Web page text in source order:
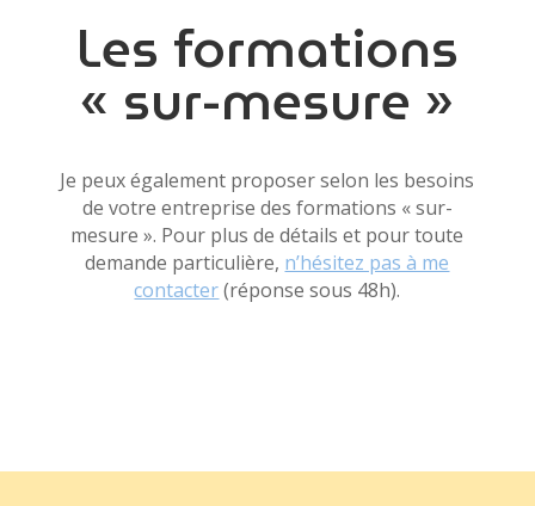
Les formations
« sur-mesure »
Je peux également proposer selon les besoins
de votre entreprise des formations « sur-
mesure ». Pour plus de détails et pour toute
demande particulière, n’hésitez pas à me
contacter(réponse sous 48h).